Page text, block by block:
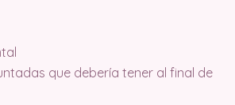
que debería tener al final de